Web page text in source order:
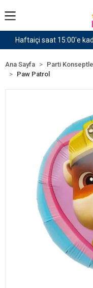
KARGO!
Ana Sayfa Parti
Paw Patrol